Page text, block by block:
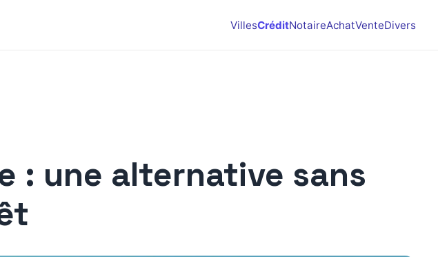
VillesCréditNotaireAchatVenteDivers
: une alternative sans